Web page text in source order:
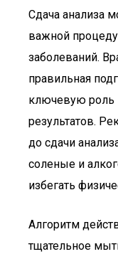
Сдача анализа
важной
заболеваний.
правильная
ключевую роль
результатов.
до сдачи
соленые и
избегать
Алгоритм
тщательное